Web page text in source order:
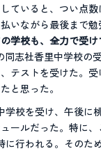
ていると、つい点
いながら最後まで
の学校も、全力で受
同志社香里中学校の
テストを受けた。
と思った。
学校を受け、午後に
ールだった。特に
に行われる。そのた